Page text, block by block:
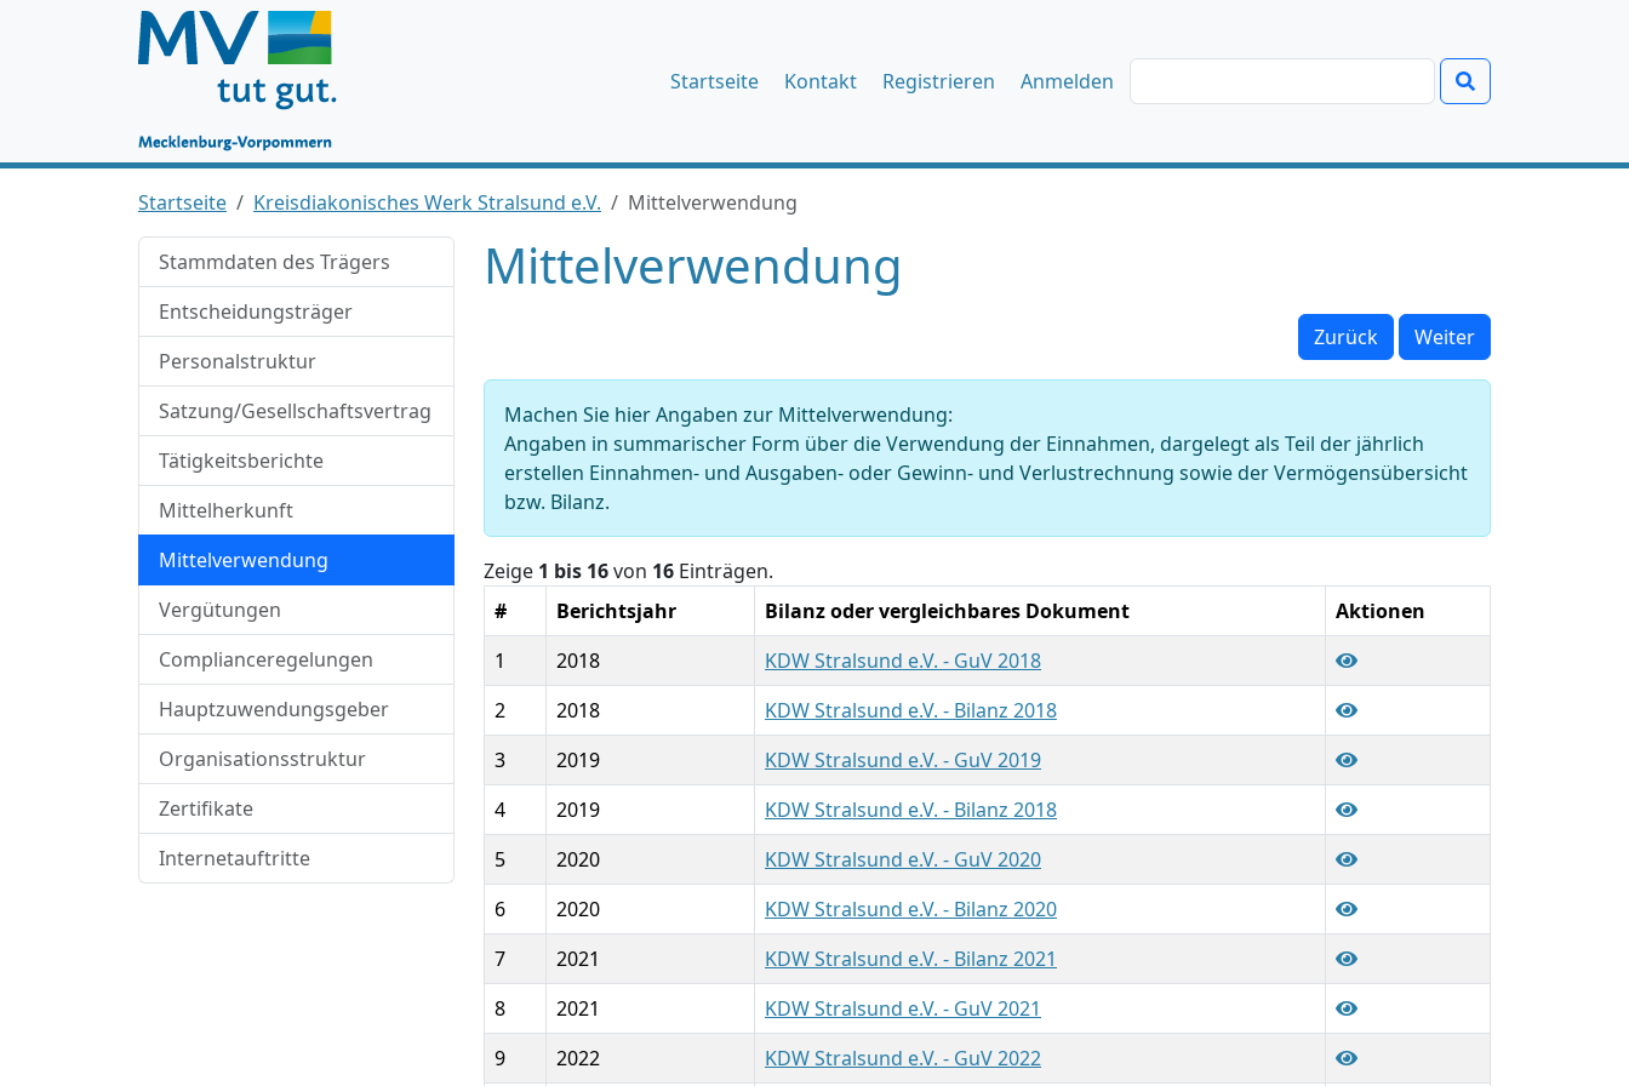
Startseite Kontakt Registrieren Anmelden
Startseite Kreisdiakonisches Werk Stralsund e.V. Mittelverwendung
Stammdaten des Trägers
Entscheidungsträger
Personalstruktur
Satzung/Gesellschaftsvertrag
Tätigkeitsberichte
Mittelherkunft
Mittelverwendung
Vergütungen
Complianceregelungen
Hauptzuwendungsgeber
Organisationsstruktur
Zertifikate
Internetauftritte
Mittelverwendung
Zurück Weiter
Machen Sie hier Angaben zur Mittelverwendung:
Angaben in summarischer Form über die Verwendung der Einnahmen, dargelegt als Teil der jährlich
erstellen Einnahmen- und Ausgaben- oder Gewinn- und Verlustrechnung sowie der Vermögensübersicht
bzw. Bilanz.
Zeige 1 bis 16von 16 Einträgen.
#
Berichtsjahr Bilanz oder vergleichbares Dokument
Aktionen
1
2018
KDW Stralsund e.V. - GuV 2018
2
2018
KDW Stralsund e.V. - Bilanz 2018
3
2019
KDW Stralsund e.V. - GuV 2019
4
2019
KDW Stralsund e.V. - Bilanz 2018
5
2020
KDW Stralsund e.V. - GuV 2020
6
2020
KDW Stralsund e.V. - Bilanz 2020
7
2021
KDW Stralsund e.V. - Bilanz 2021
8
2021
KDW Stralsund e.V. - GuV 2021
9
2022 KDW Stralsund e.V. - GuV 2022